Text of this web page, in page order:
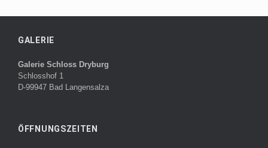
GALERIE
Galerie Schloss Dryburg
Schlosshof 1
D-99947 Bad Langensalza
ÖFFNUNGSZEITEN